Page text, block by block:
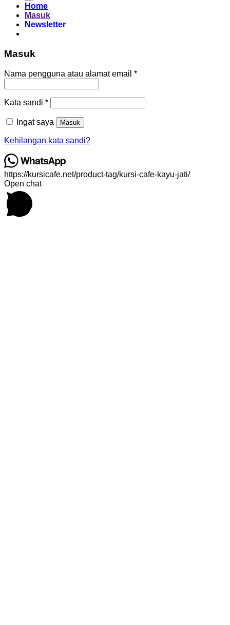
Home
Masuk
Newsletter
Masuk
Nama pengguna atau alamat email *Wajib
Kata sandi *Wajib
Ingat saya Masuk
Kehilangan kata sandi?
https://kursicafe.net/product-tag/kursi-cafe-kayu-jati/
Open chat